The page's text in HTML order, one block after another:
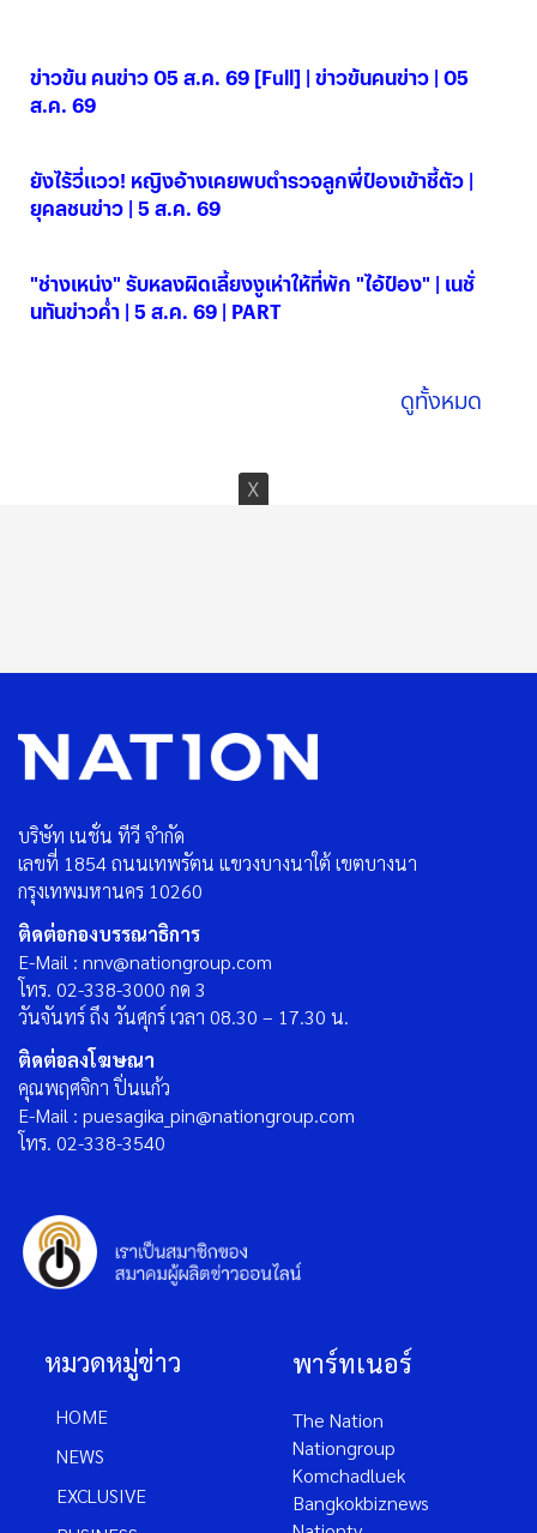
ข่าวข้น คนข่าว 05 ส.ค. 69 [Full] | ข่าวข้นคนข่าว | 05
ส.ค. 69
ยังไร้วี่แวว! หญิงอ้างเคยพบตำรวจลูกพี่ป๋องเข้าชี้ตัว |
ยุคลชนข่าว | 5 ส.ค. 69
"ช่างเหน่ง" รับหลงผิดเลี้ยงงูเห่าให้ที่พัก "ไอ้ป๋อง" | เนชั่
นทันข่าวค่ำ | 5 ส.ค. 69 | PART
ดูทั้งหมด
บริษัท เนชั่น ทีวี จำกัด
เลขที่ 1854 ถนนเทพรัตน แขวงบางนาใต้ เขตบางนา
กรุงเทพมหานคร 10260
ติดต่อกองบรรณาธิการ
E-Mail : nnv@nationgroup.com
โทร. 02-338-3000 กด 3
วันจันทร์ ถึง วันศุกร์ เวลา 08.30 – 17.30 น.
ติดต่อลงโฆษณา
คุณพฤศจิกา ปิ่นแก้ว
E-Mail : puesagika_pin@nationgroup.com
โทร. 02-338-3540
หมวดหมู่ข่าว
HOME
NEWS
EXCLUSIVE
พาร์ทเนอร์
The Nation
Nationgroup
Komchadluek
Bangkokbiznews